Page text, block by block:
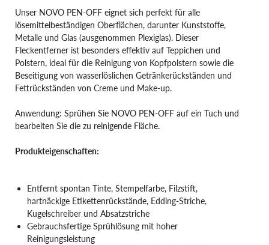
Unser NOVO PEN-OFF eignet sich perfekt für alle
lösemittelbeständigen Oberflächen, darunter Kunststoffe,
Metalle und Glas (ausgenommen Plexiglas). Dieser
Fleckentferner ist besonders effektiv auf Teppichen und
Polstern, ideal für die Reinigung von Kopfpolstern sowie die
Beseitigung von wasserlöslichen Getränkerückständen und
Fettrückständen von Creme und Make-up.
Anwendung: Sprühen Sie NOVO PEN-OFF auf ein Tuch und
bearbeiten Sie die zu reinigende Fläche.
Produkteigenschaften:
Entfernt spontan Tinte, Stempelfarbe, Filzstift,
hartnäckige Etikettenrückstände, Edding-Striche,
Kugelschreiber und Absatzstriche
Gebrauchsfertige Sprühlösung mit hoher
Reinigungsleistung